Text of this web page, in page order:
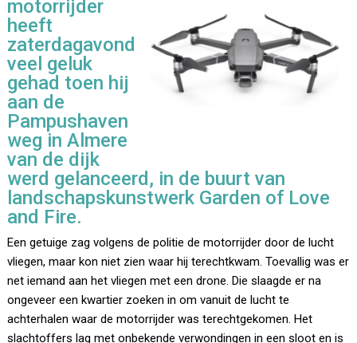
motorrijder
heeft
zaterdagavond
veel geluk
gehad toen hij
aan de
Pampushaven
weg in Almere
van de dijk
werd gelanceerd, in de buurt van
landschapskunstwerk Garden of Love
and Fire.
Een getuige zag volgens de politie de motorrijder door de lucht
vliegen, maar kon niet zien waar hij terechtkwam. Toevallig was er
net iemand aan het vliegen met een drone. Die slaagde er na
ongeveer een kwartier zoeken in om vanuit de lucht te
achterhalen waar de motorrijder was terechtgekomen. Het
slachtoffers lag met onbekende verwondingen in een sloot en is